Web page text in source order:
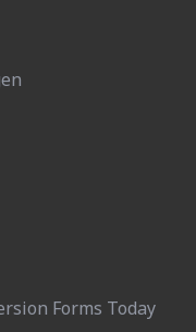
Forms Today